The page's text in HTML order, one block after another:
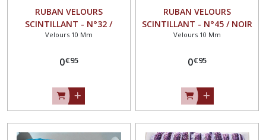
RUBAN VELOURS
SCINTILLANT - N°32 /
ROUGE BORDEAUX DORÉ **
GLITTER - Vendu au mètre
Velours 10 Mm
0€95
RUBAN VELOURS
SCINTILLANT - N°45 / NOIR
ARGENTÉ ** 10 mm **
Vendu au mètre
Velours 10 Mm
0€95